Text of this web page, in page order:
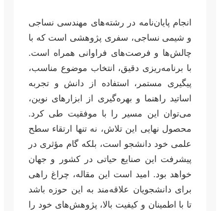
انجام پایان‌نامه در رشته‌های مهندسی نساجی
و شیمی نساجی، سفری پژوهشی است که با
چالش‌ها و فرصت‌های فراوانی همراه است.
با برنامه‌ریزی دقیق، انتخاب موضوع مناسب،
پیگیری مستمر، استفاده از دانش و تجربه
اساتید راهنما و بهره‌گیری از ابزارهای نوین،
می‌توان این مسیر را با موفقیت طی کرد.
محصول نهایی این تلاش، نه تنها ارتقاء سطح
علمی خود دانشجو است، بلکه گام مؤثری در
پیشرفت این صنایع حیاتی در کشور و جهان
خواهد بود. امید است این مقاله، چراغ راهی
برای دانشجویان علاقه‌مند به این حوزه باشد
تا با اطمینان و کیفیت بالا، پژوهش‌های خود را